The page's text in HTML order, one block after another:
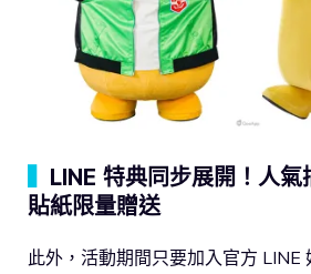
LINE 特典同步展開！人
貼紙限量贈送
此外，活動期間只要加入官方 LINE